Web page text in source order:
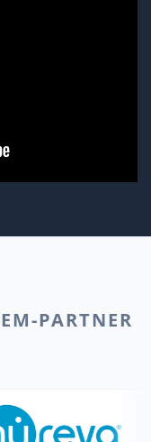
PARTNER